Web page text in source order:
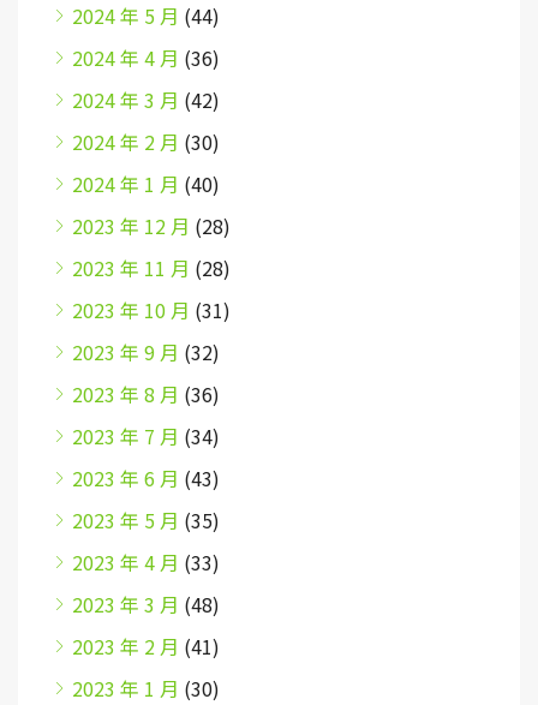
2024 年 5 月 (44)
2024 年 4 月 (36)
2024 年 3 月 (42)
2024 年 2 月 (30)
2024 年 1 月 (40)
2023 年 12 月 (28)
2023 年 11 月 (28)
2023 年 10 月 (31)
2023 年 9 月 (32)
2023 年 8 月 (36)
2023 年 7 月 (34)
2023 年 6 月 (43)
2023 年 5 月 (35)
2023 年 4 月 (33)
2023 年 3 月 (48)
2023 年 2 月 (41)
2023 年 1 月 (30)